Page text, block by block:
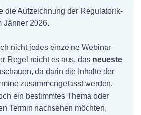
die Aufzeichnung der Regulatorik-
Jänner 2026.
nicht jedes einzelne Webinar
Regel reicht es aus, das neueste
da darin die Inhalte der
zusammengefasst werden.
ein bestimmtes Thema oder
Termin nachsehen möchten,